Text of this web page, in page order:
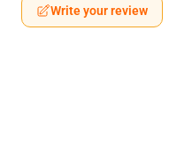
Write your review